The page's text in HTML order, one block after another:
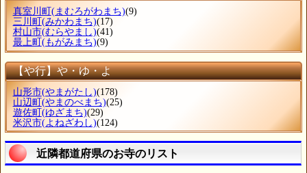
真室川町 (まむろがわまち)(9)
三川町 (みかわまち)(17)
村山市(むらやまし)(41)
最上町 (もがみまち)(9)
【や行】や・ゆ・よ
山形市(やまがたし)(178)
山辺町 (やまのべまち)(25)
遊佐町 (ゆざまち)(29)
米沢市(よねざわし)(124)
近隣都道府県のお寺のリスト